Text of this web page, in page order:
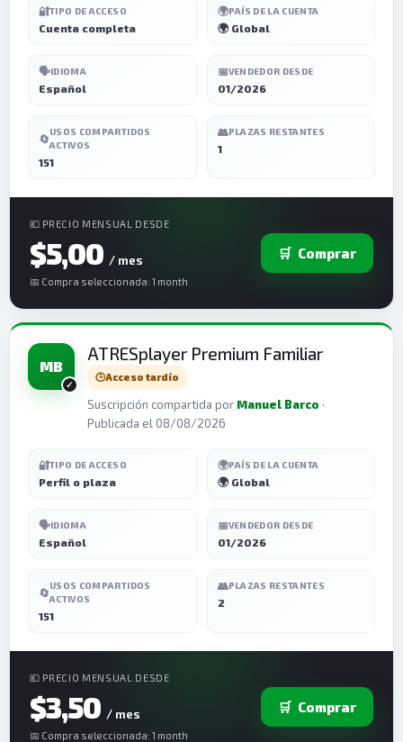
🔐TIPO DE ACCESO
Cuenta completa
🌍PAÍS DE LA CUENTA
🌍 Global
🗣️IDIOMA
Español
📅VENDEDOR DESDE
01/2026
🔄
USOS COMPARTIDOS
ACTIVOS
151
👥PLAZAS RESTANTES
1
💶 PRECIO MENSUAL DESDE
$5,00 / mes
📅 Compra seleccionada: 1 month
🛒 Comprar
MB
ATRESplayer Premium Familiar
🕒Acceso tardío
Suscripción compartida por Manuel Barco ·
Publicada el 08/08/2026
🔐TIPO DE ACCESO
Perfil o plaza
🌍PAÍS DE LA CUENTA
🌍 Global
🗣️IDIOMA
Español
📅VENDEDOR DESDE
01/2026
🔄
USOS COMPARTIDOS
ACTIVOS
151
👥PLAZAS RESTANTES
2
💶 PRECIO MENSUAL DESDE
$3,50 / mes
📅 Compra seleccionada: 1 month
🛒 Comprar